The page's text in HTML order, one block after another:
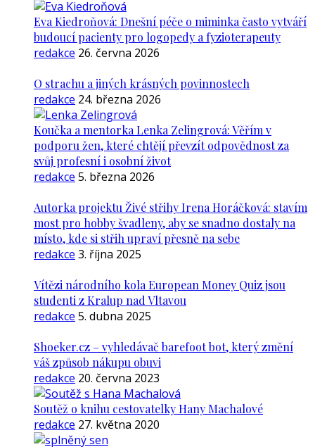
Eva Kiedroňová: Dnešní péče o miminka často vytváří
budoucí pacienty pro logopedy a fyzioterapeuty
redakce 26. června 2026
O strachu a jiných krásných povinnostech
redakce 24. března 2026
Koučka a mentorka Lenka Zelingrová: Věřím v
podporu žen, které chtějí převzít odpovědnost za
svůj profesní i osobní život
redakce 5. března 2026
Autorka projektu Živé střihy Irena Horáčková: stavím
most pro hobby švadleny, aby se snadno dostaly na
místo, kde si střih upraví přesně na sebe
redakce 3. října 2025
Vítězi národního kola European Money Quiz jsou
studenti z Kralup nad Vltavou
redakce 5. dubna 2025
Shoeker.cz – vyhledávač barefoot bot, který změní
váš způsob nákupu obuvi
redakce 20. června 2023
Soutěž o knihu cestovatelky Hany Machalové
redakce 27. května 2020